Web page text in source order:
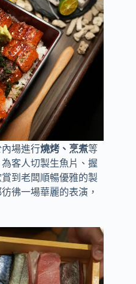
場進行燒烤、烹煮等
客人切製生魚片、握
到老闆順暢優雅的製
彿一場華麗的表演，